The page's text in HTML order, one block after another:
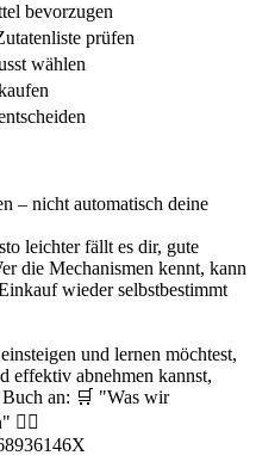
bevorzugen
prüfen
wählen
– nicht automatisch deine
leichter fällt es dir, gute
die Mechanismen kennt, kann
wieder selbstbestimmt
und lernen möchtest,
effektiv abnehmen kannst,
Buch an: 🛒 "Was wir
👉🏻